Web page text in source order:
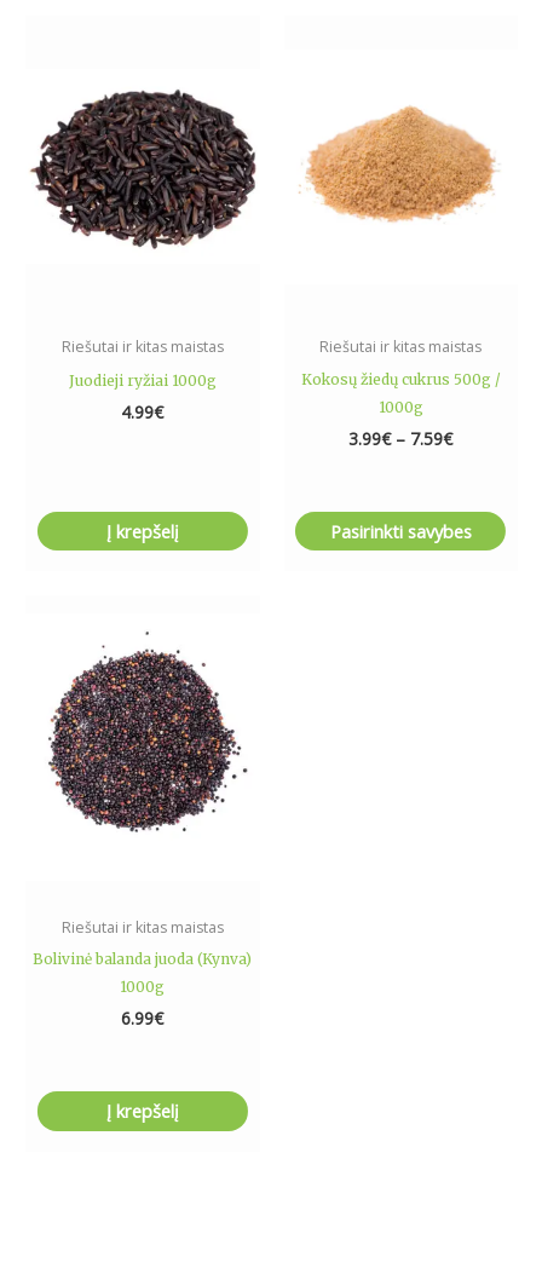
Riešutai ir kitas maistas
Juodieji ryžiai 1000g
4.99€
Į krepšelį
Riešutai ir kitas maistas
Kokosų žiedų cukrus 500g /
1000g
3.99€ – 7.59€
Pasirinkti savybes
multiple
variants.
The
options
may
page
Riešutai ir kitas maistas
Bolivinė balanda juoda (Kynva)
1000g
6.99€
Į krepšelį